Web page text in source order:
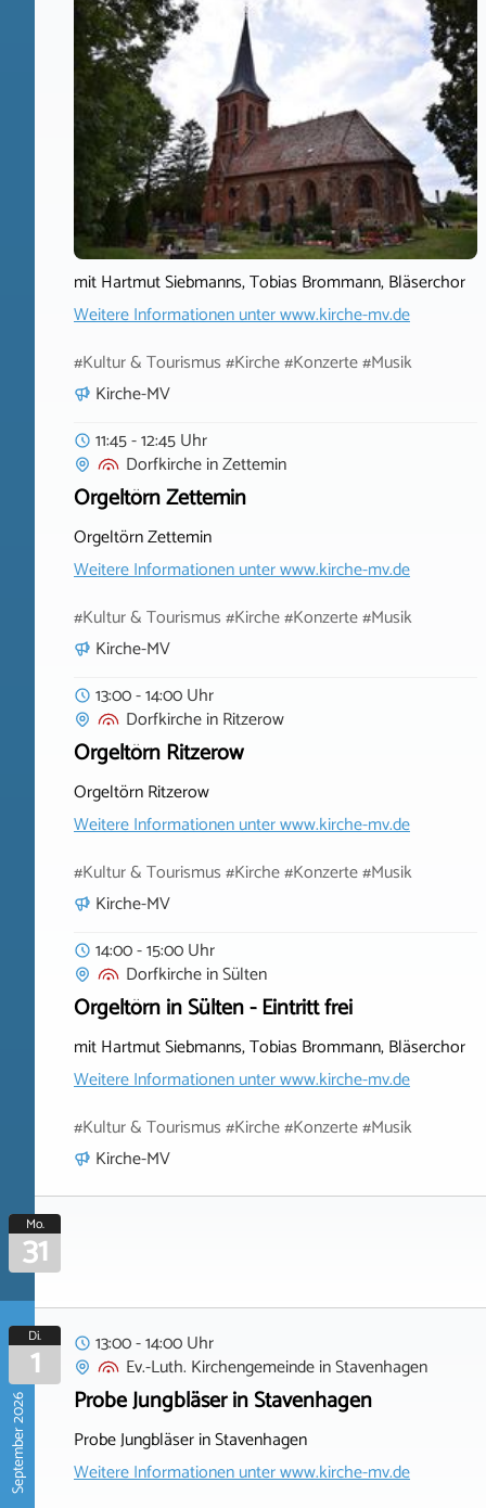
mit Hartmut Siebmanns, Tobias Brommann, Bläserchor
Weitere Informationen unterwww.kirche-mv.de
#Kultur & Tourismus #Kirche #Konzerte #Musik
Kirche-MV
11:45 - 12:45 Uhr
DorfkircheinZettemin
Orgeltörn Zettemin
Orgeltörn Zettemin
Weitere Informationen unterwww.kirche-mv.de
#Kultur & Tourismus #Kirche #Konzerte #Musik
Kirche-MV
13:00 - 14:00 Uhr
DorfkircheinRitzerow
Orgeltörn Ritzerow
Orgeltörn Ritzerow
Weitere Informationen unterwww.kirche-mv.de
#Kultur & Tourismus #Kirche #Konzerte #Musik
Kirche-MV
14:00 - 15:00 Uhr
DorfkircheinSülten
Orgeltörn in Sülten - Eintritt frei
mit Hartmut Siebmanns, Tobias Brommann, Bläserchor
Weitere Informationen unterwww.kirche-mv.de
#Kultur & Tourismus #Kirche #Konzerte #Musik
Kirche-MV
Mo.
31
September 2026
Di.
1
13:00 - 14:00 Uhr
Ev.-Luth. KirchengemeindeinStavenhagen
Probe Jungbläser in Stavenhagen
Probe Jungbläser in Stavenhagen
Weitere Informationen unterwww.kirche-mv.de